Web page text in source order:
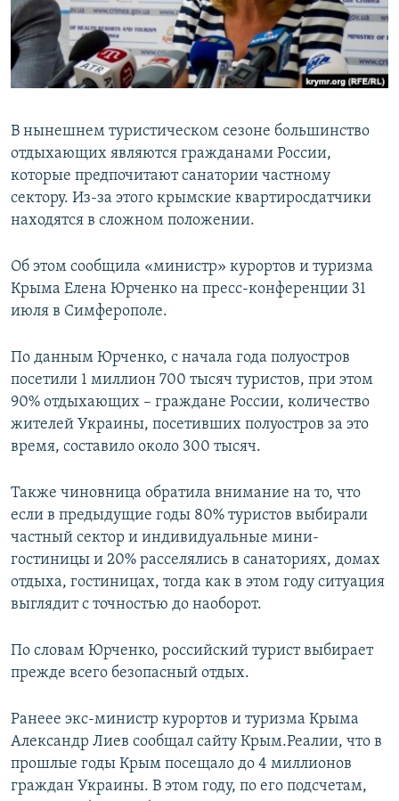
ПОБЕДИТЕЛЕЙ НЕ СУДЯТ?
КРЫМ.НЕПОКОРЕННЫЙ
ELIFBE
ПРИСОЕДИНЯЙТЕСЬ!
Все сайты RFE/RL
В нынешнем туристическом сезоне большинство
отдыхающих являются гражданами России,
которые предпочитают санатории частному
сектору. Из-за этого крымские квартиросдатчики
находятся в сложном положении.
Об этом сообщила «министр» курортов и туризма
Крыма Елена Юрченко на пресс-конференции 31
июля в Симферополе.
По данным Юрченко, с начала года полуостров
посетили 1 миллион 700 тысяч туристов, при этом
90% отдыхающих – граждане России, количество
жителей Украины, посетивших полуостров за это
время, составило около 300 тысяч.
Также чиновница обратила внимание на то, что
если в предыдущие годы 80% туристов выбирали
частный сектор и индивидуальные мини-
гостиницы и 20% расселялись в санаториях, домах
отдыха, гостиницах, тогда как в этом году ситуация
выглядит с точностью до наоборот.
По словам Юрченко, российский турист выбирает
прежде всего безопасный отдых.
Ранеее экс-министр курортов и туризма Крыма
Александр Лиев сообщал сайту Крым.Реалии, что в
прошлые годы Крым посещало до 4 миллионов
граждан Украины. В этом году, по его подсчетам,